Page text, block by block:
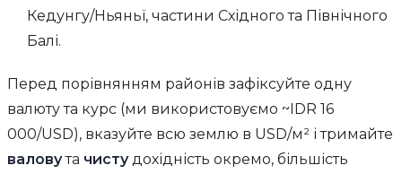
Кедунгу/Ньяньї, частини Східного та Північного
Балі.
Перед порівнянням районів зафіксуйте одну
валюту та курс (ми використовуємо ~IDR 16
000/USD), вказуйте всю землю в USD/м² і тримайте
валовута чистудохідність окремо, більшість